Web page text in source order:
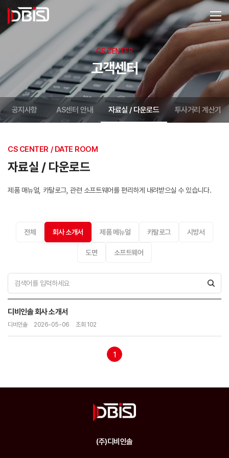
CS CENTER
고객센터
공지사항 AS센터 안내 자료실 / 다운로드 투사거리 계산기
CS CENTER / DATE ROOM
자료실 / 다운로드
제품 매뉴얼, 카탈로그, 관련 소프트웨어를 편리하게 내려받으실 수 있습니다.
전체 회사 소개서 제품 메뉴얼 카탈로그 시방서
도면 소프트웨어
디비인솔 회사 소개서
디비인솔 2026-05-06 조회 102
1
(주)디비인솔